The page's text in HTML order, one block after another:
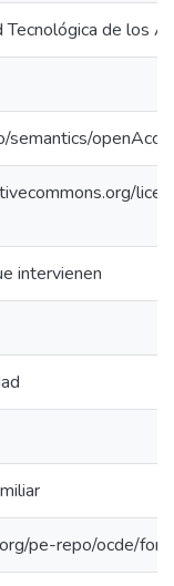
Tecnológica de los
semantics/
intervienen
pe-repo/ocde/